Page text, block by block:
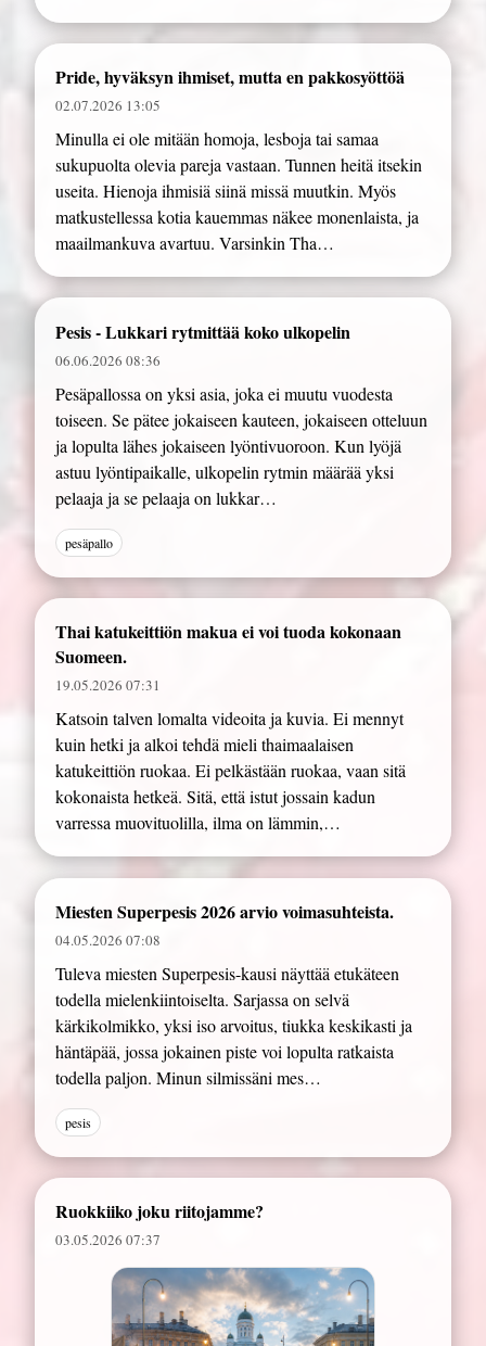
Pride, hyväksyn ihmiset, mutta en pakkosyöttöä
02.07.2026 13:05
Minulla ei ole mitään homoja, lesboja tai samaa
sukupuolta olevia pareja vastaan. Tunnen heitä itsekin
useita. Hienoja ihmisiä siinä missä muutkin. Myös
matkustellessa kotia kauemmas näkee monenlaista, ja
maailmankuva avartuu. Varsinkin Tha…
Pesis - Lukkari rytmittää koko ulkopelin
06.06.2026 08:36
Pesäpallossa on yksi asia, joka ei muutu vuodesta
toiseen. Se pätee jokaiseen kauteen, jokaiseen otteluun
ja lopulta lähes jokaiseen lyöntivuoroon. Kun lyöjä
astuu lyöntipaikalle, ulkopelin rytmin määrää yksi
pelaaja ja se pelaaja on lukkar…
pesäpallo
Thai katukeittiön makua ei voi tuoda kokonaan
Suomeen.
19.05.2026 07:31
Katsoin talven lomalta videoita ja kuvia. Ei mennyt
kuin hetki ja alkoi tehdä mieli thaimaalaisen
katukeittiön ruokaa. Ei pelkästään ruokaa, vaan sitä
kokonaista hetkeä. Sitä, että istut jossain kadun
varressa muovituolilla, ilma on lämmin,…
Miesten Superpesis 2026 arvio voimasuhteista.
04.05.2026 07:08
Tuleva miesten Superpesis-kausi näyttää etukäteen
todella mielenkiintoiselta. Sarjassa on selvä
kärkikolmikko, yksi iso arvoitus, tiukka keskikasti ja
häntäpää, jossa jokainen piste voi lopulta ratkaista
todella paljon. Minun silmissäni mes…
pesis
Ruokkiiko joku riitojamme?
03.05.2026 07:37